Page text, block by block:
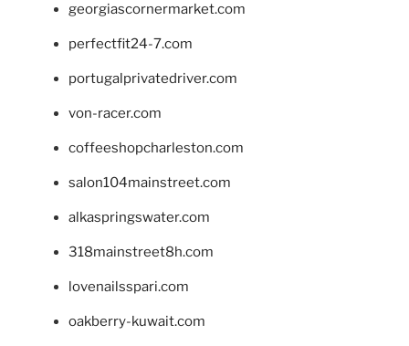
georgiascornermarket.com
perfectfit24-7.com
portugalprivatedriver.com
von-racer.com
coffeeshopcharleston.com
salon104mainstreet.com
alkaspringswater.com
318mainstreet8h.com
lovenailsspari.com
oakberry-kuwait.com